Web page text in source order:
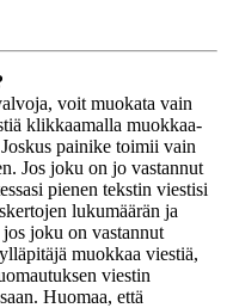
voit muokata vain
klikkaamalla muokkaa-
painike toimii vain
Jos joku on jo vastannut
pienen tekstin viestisi
lukumäärän ja
joku on vastannut
muokkaa viestiä,
viestin
Huomaa, että